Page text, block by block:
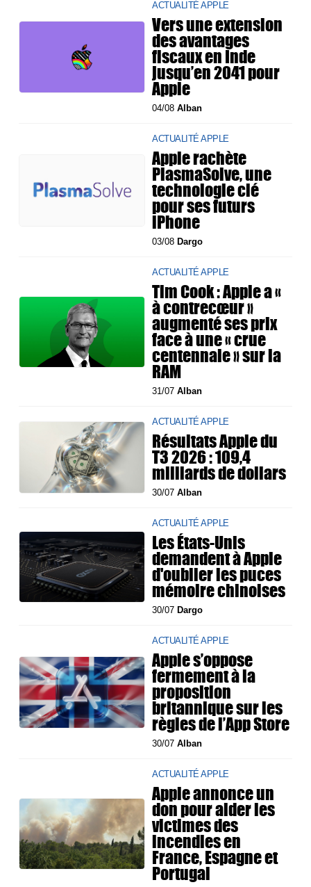
ACTUALITÉ APPLE
Vers une extension
des avantages
fiscaux en Inde
jusqu’en 2041 pour
Apple
04/08Alban
ACTUALITÉ APPLE
Apple rachète
PlasmaSolve, une
technologie clé
pour ses futurs
iPhone
03/08 Dargo
ACTUALITÉ APPLE
Tim Cook : Apple a «
à contrecœur »
augmenté ses prix
face à une « crue
centennale » sur la
RAM
31/07Alban
ACTUALITÉ APPLE
Résultats Apple du
T3 2026 : 109,4
milliards de dollars
30/07Alban
ACTUALITÉ APPLE
Les États-Unis
demandent à Apple
d'oublier les puces
mémoire chinoises
30/07 Dargo
ACTUALITÉ APPLE
Apple s’oppose
fermement à la
proposition
britannique sur les
règles de l’App Store
30/07Alban
ACTUALITÉ APPLE
Apple annonce un
don pour aider les
victimes des
incendies en
France, Espagne et
Portugal